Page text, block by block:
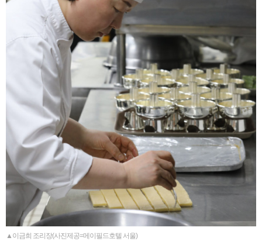
▲이금희 조리장(사진제공=메이필드호텔 서울)